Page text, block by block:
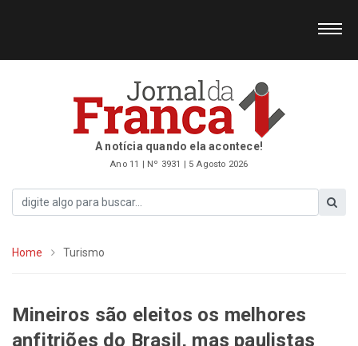
A notícia quando ela acontece!
Ano 11 | Nº 3931 | 5 Agosto 2026
Home Turismo
Mineiros são eleitos os melhores
anfitriões do Brasil, mas paulistas